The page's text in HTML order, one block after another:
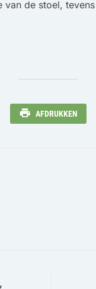
de stoel,
AFDRUKKEN